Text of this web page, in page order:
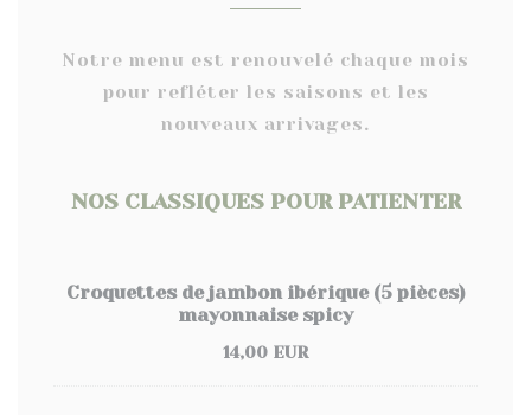
Notre menu est renouvelé chaque mois
pour refléter les saisons et les
nouveaux arrivages.
NOS CLASSIQUES POUR PATIENTER
Croquettes de jambon ibérique (5 pièces)
mayonnaise spicy
14,00 EUR